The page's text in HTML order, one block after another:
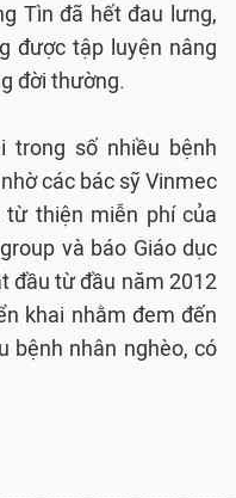
Tìn đã hết đau lưng,
được tập luyện nâng
đời thường.
trong số nhiều bệnh
các bác sỹ Vinmec
thiện miễn phí của
và báo Giáo dục
đầu từ đầu năm 2012
khai nhằm đem đến
bệnh nhân nghèo, có